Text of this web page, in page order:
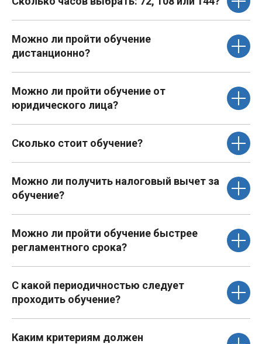
Можно ли пройти обучение
дистанционно?
Можно ли пройти обучение от
юридического лица?
Сколько стоит обучение?
Можно ли получить налоговый вычет за
обучение?
Можно ли пройти обучение быстрее
регламентного срока?
С какой периодичностью следует
проходить обучение?
Каким критериям должен